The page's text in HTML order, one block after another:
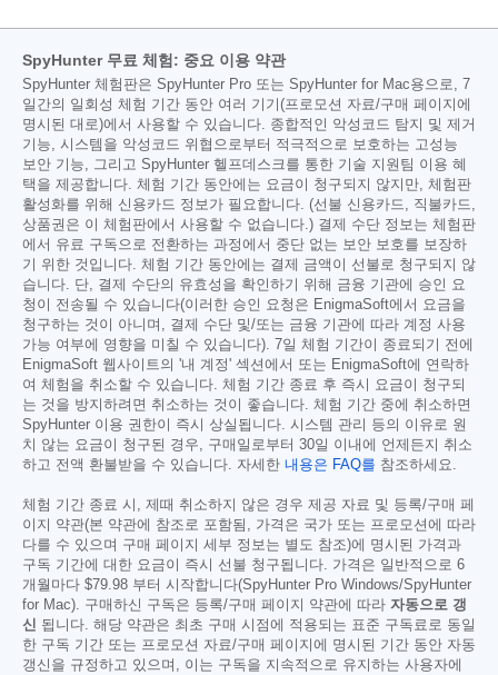
SpyHunter 무료 체험: 중요 이용 약관
SpyHunter 체험판은 SpyHunter Pro 또는 SpyHunter for Mac용으로, 7
일간의 일회성 체험 기간 동안 여러 기기(프로모션 자료/구매 페이지에
명시된 대로)에서 사용할 수 있습니다. 종합적인 악성코드 탐지 및 제거
기능, 시스템을 악성코드 위협으로부터 적극적으로 보호하는 고성능
보안 기능, 그리고 SpyHunter 헬프데스크를 통한 기술 지원팀 이용 혜
택을 제공합니다. 체험 기간 동안에는 요금이 청구되지 않지만, 체험판
활성화를 위해 신용카드 정보가 필요합니다. (선불 신용카드, 직불카드,
상품권은 이 체험판에서 사용할 수 없습니다.) 결제 수단 정보는 체험판
에서 유료 구독으로 전환하는 과정에서 중단 없는 보안 보호를 보장하
기 위한 것입니다. 체험 기간 동안에는 결제 금액이 선불로 청구되지 않
습니다. 단, 결제 수단의 유효성을 확인하기 위해 금융 기관에 승인 요
청이 전송될 수 있습니다(이러한 승인 요청은 EnigmaSoft에서 요금을
청구하는 것이 아니며, 결제 수단 및/또는 금융 기관에 따라 계정 사용
가능 여부에 영향을 미칠 수 있습니다). 7일 체험 기간이 종료되기 전에
EnigmaSoft 웹사이트의 '내 계정' 섹션에서 또는 EnigmaSoft에 연락하
여 체험을 취소할 수 있습니다. 체험 기간 종료 후 즉시 요금이 청구되
는 것을 방지하려면 취소하는 것이 좋습니다. 체험 기간 중에 취소하면
SpyHunter 이용 권한이 즉시 상실됩니다. 시스템 관리 등의 이유로 원
치 않는 요금이 청구된 경우, 구매일로부터 30일 이내에 언제든지 취소
하고 전액 환불받을 수 있습니다. 자세한 내용은 FAQ를 참조하세요.
체험 기간 종료 시, 제때 취소하지 않은 경우 제공 자료 및 등록/구매 페
이지 약관(본 약관에 참조로 포함됨, 가격은 국가 또는 프로모션에 따라
다를 수 있으며 구매 페이지 세부 정보는 별도 참조)에 명시된 가격과
구독 기간에 대한 요금이 즉시 선불 청구됩니다. 가격은 일반적으로 6
개월마다 $79.98 부터 시작합니다(SpyHunter Pro Windows/SpyHunter
for Mac). 구매하신 구독은 등록/구매 페이지 약관에 따라 자동으로 갱
신 됩니다. 해당 약관은 최초 구매 시점에 적용되는 표준 구독료로 동일
한 구독 기간 또는 프로모션 자료/구매 페이지에 명시된 기간 동안 자동
갱신을 규정하고 있으며, 이는 구독을 지속적으로 유지하는 사용자에